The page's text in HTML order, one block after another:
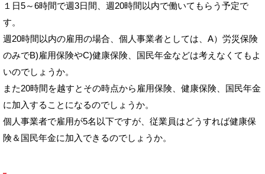
１日5～6時間で週3日間、週20時間以内で働いてもらう予定で
す。
週20時間以内の雇用の場合、個人事業者としては、A）労災保険
のみでB)雇用保険やC)健康保険、国民年金などは考えなくてもよ
いのでしょうか。
また20時間を越すとその時点から雇用保険、健康保険、国民年金
に加入することになるのでしょうか。
個人事業者で雇用が5名以下ですが、従業員はどうすれば健康保
険＆国民年金に加入できるのでしょうか。